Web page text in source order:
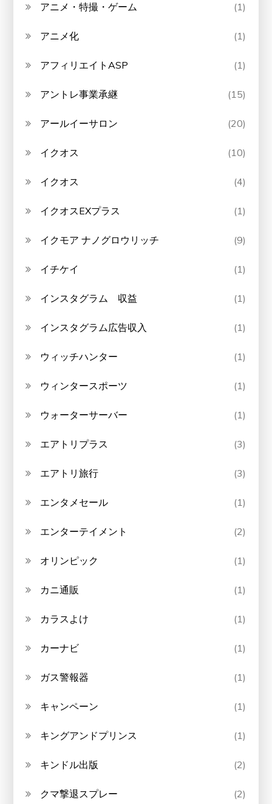
アニメ・特撮・ゲーム (1)
アニメ化 (1)
アフィリエイトASP (1)
アントレ事業承継 (15)
アールイーサロン (20)
イクオス (10)
イクオス (4)
イクオスEXプラス (1)
イクモア ナノグロウリッチ (9)
イチケイ (1)
インスタグラム 収益 (1)
インスタグラム広告収入 (1)
ウィッチハンター (1)
ウィンタースポーツ (1)
ウォーターサーバー (1)
エアトリプラス (3)
エアトリ旅行 (3)
エンタメセール (1)
エンターテイメント (2)
オリンピック (1)
カニ通販 (1)
カラスよけ (1)
カーナビ (1)
ガス警報器 (1)
キャンペーン (1)
キングアンドプリンス (1)
キンドル出版 (2)
クマ撃退スプレー (2)